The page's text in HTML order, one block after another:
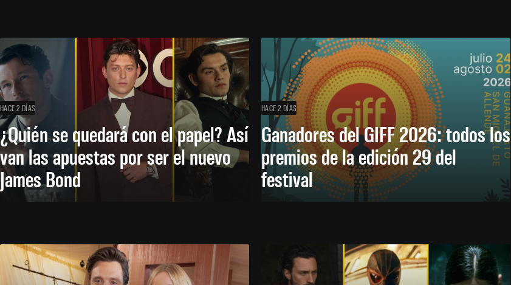
HACE 2 DÍAS
¿Quién se quedará con el papel? Así
van las apuestas por ser el nuevo
James Bond
HACE 2 DÍAS
Ganadores del GIFF 2026: todos los
premios de la edición 29 del
festival